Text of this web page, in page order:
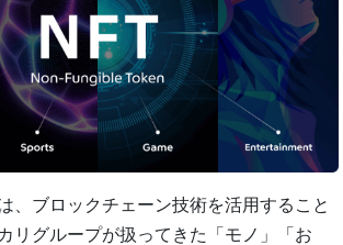
、ブロックチェーン技術を活用すること
リグループが扱ってきた「モノ」「お